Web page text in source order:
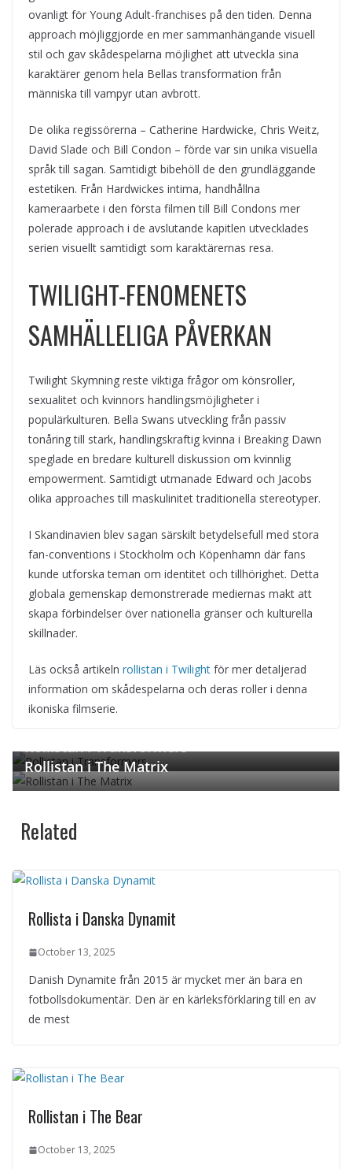
ovanligt för Young Adult-franchises på den tiden. Denna
approach möjliggjorde en mer sammanhängande visuell
stil och gav skådespelarna möjlighet att utveckla sina
karaktärer genom hela Bellas transformation från
människa till vampyr utan avbrott.
De olika regissörerna – Catherine Hardwicke, Chris Weitz,
David Slade och Bill Condon – förde var sin unika visuella
språk till sagan. Samtidigt bibehöll de den grundläggande
estetiken. Från Hardwickes intima, handhållna
kameraarbete i den första filmen till Bill Condons mer
polerade approach i de avslutande kapitlen utvecklades
serien visuellt samtidigt som karaktärernas resa.
TWILIGHT-FENOMENETS
SAMHÄLLELIGA PÅVERKAN
Twilight Skymning reste viktiga frågor om könsroller,
sexualitet och kvinnors handlingsmöjligheter i
populärkulturen. Bella Swans utveckling från passiv
tonåring till stark, handlingskraftig kvinna i Breaking Dawn
speglade en bredare kulturell diskussion om kvinnlig
empowerment. Samtidigt utmanade Edward och Jacobs
olika approaches till maskulinitet traditionella stereotyper.
I Skandinavien blev sagan särskilt betydelsefull med stora
fan-conventions i Stockholm och Köpenhamn där fans
kunde utforska teman om identitet och tillhörighet. Detta
globala gemenskap demonstrerade mediernas makt att
skapa förbindelser över nationella gränser och kulturella
skillnader.
Läs också artikeln rollistan i Twilight för mer detaljerad
information om skådespelarna och deras roller i denna
ikoniska filmserie.
Rollistan i Transformers
Rollistan i The Matrix
Related
Rollista i Danska Dynamit
October 13, 2025
Danish Dynamite från 2015 är mycket mer än bara en
fotbollsdokumentär. Den är en kärleksförklaring till en av
de mest
Rollistan i The Bear
October 13, 2025